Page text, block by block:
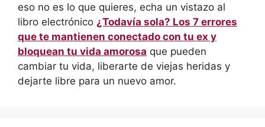
eso no es lo que quieres, echa un vistazo al
libro electrónico ¿Todavía sola? Los 7 errores
que te mantienen conectado con tu ex y
bloquean tu vida amorosa que pueden
cambiar tu vida, liberarte de viejas heridas y
dejarte libre para un nuevo amor.